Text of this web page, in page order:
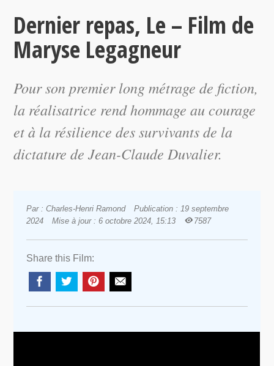
Dernier repas, Le – Film de
Maryse Legagneur
Pour son premier long métrage de fiction,
la réalisatrice rend hommage au courage
et à la résilience des survivants de la
dictature de Jean-Claude Duvalier.
Par : Charles-Henri Ramond
Publication : 19 septembre
2024
Mise à jour : 6 octobre 2024, 15:13 7587
Share this Film: